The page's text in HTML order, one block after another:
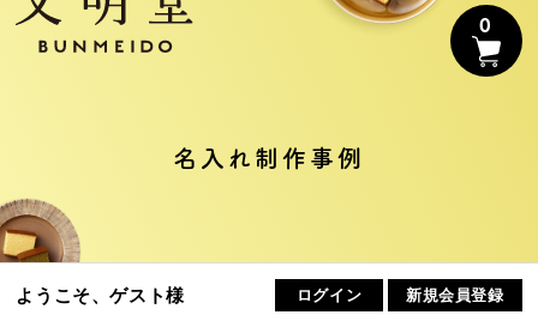
0
制作事例
名入れ制作事例
ようこそ、ゲスト様 ログイン 新規会員登録